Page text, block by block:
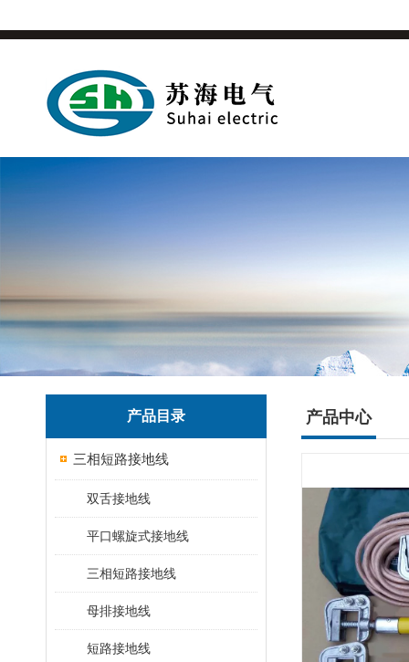
产品目录
三相短路接地线
双舌接地线
平口螺旋式接地线
三相短路接地线
母排接地线
短路接地线
产品中心